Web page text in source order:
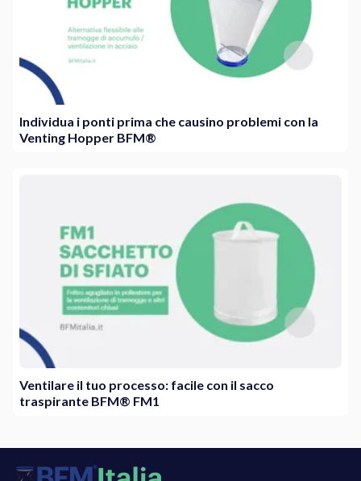
Individua i ponti prima che causino problemi con la
Venting Hopper BFM®
Ventilare il tuo processo: facile con il sacco
traspirante BFM® FM1